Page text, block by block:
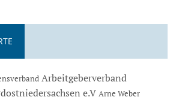
Arbeitgeberverband
e.V Arne Weber